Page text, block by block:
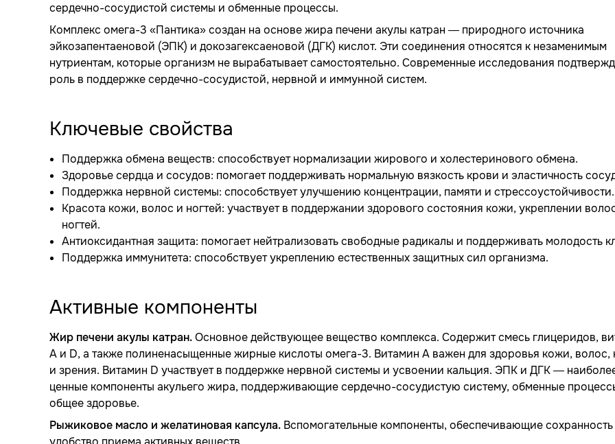
сердечно-сосудистой системы и обменные процессы.
Комплекс омега-3 «Пантика» создан на основе жира печени акулы катран — природного источника
эйкозапентаеновой (ЭПК) и докозагексаеновой (ДГК) кислот. Эти соединения относятся к незаменимым
нутриентам, которые организм не вырабатывает самостоятельно. Современные исследования
роль в поддержке сердечно-сосудистой, нервной и иммунной систем.
Ключевые свойства
Поддержка обмена веществ: способствует нормализации жирового и холестеринового обмена.
Здоровье сердца и сосудов: помогает поддерживать нормальную вязкость крови и эластичность
Поддержка нервной системы: способствует улучшению концентрации, памяти и стрессоустойчивости.
Красота кожи, волос и ногтей: участвует в поддержании здорового состояния кожи, укреплении
ногтей.
Антиоксидантная защита: помогает нейтрализовать свободные радикалы и поддерживать молодость
Поддержка иммунитета: способствует укреплению естественных защитных сил организма.
Активные компоненты
Жир печени акулы катран.Основное действующее вещество комплекса. Содержит смесь глицеридов,
А и D, а также полиненасыщенные жирные кислоты омега-3. Витамин А важен для здоровья кожи, волос,
и зрения. Витамин D участвует в поддержке нервной системы и усвоении кальция. ЭПК и ДГК —
ценные компоненты акульего жира, поддерживающие сердечно-сосудистую систему, обменные
общее здоровье.
Рыжиковое масло и желатиновая капсула. Вспомогательные компоненты, обеспечивающие